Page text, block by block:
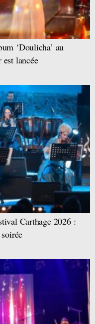
‘Doulicha’ au
lancée
Carthage 2026 :